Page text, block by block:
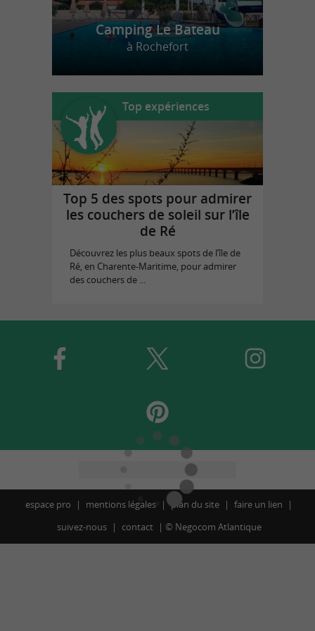
Camping Le Bateau
à Rochefort
Top expériences
Top 5 des spots pour admirer
les couchers de soleil sur l’île
de Ré
Découvrez les plus beaux spots de l’île de
Ré, en Charente-Maritime, pour admirer
des couchers de ...
espace pro mentions légales plan du site
faire un lien
suivez-nous
contact © Negocom Atlantique